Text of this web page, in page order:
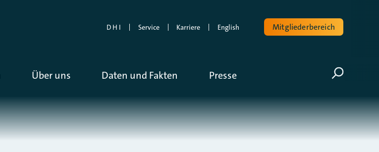
D H I Service Karriere English Mitgliederbereich
Über uns Daten und Fakten PresseVolltextsuche
Suche